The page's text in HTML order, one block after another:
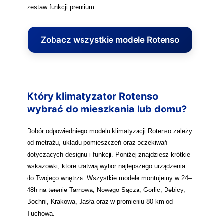
zestaw funkcji premium.
Zobacz wszystkie modele Rotenso
Który klimatyzator Rotenso
wybrać do mieszkania lub domu?
Dobór odpowiedniego modelu klimatyzacji Rotenso zależy
od metrażu, układu pomieszczeń oraz oczekiwań
dotyczących designu i funkcji. Poniżej znajdziesz krótkie
wskazówki, które ułatwią wybór najlepszego urządzenia
do Twojego wnętrza. Wszystkie modele montujemy w 24–
48h na terenie Tarnowa, Nowego Sącza, Gorlic, Dębicy,
Bochni, Krakowa, Jasła oraz w promieniu 80 km od
Tuchowa.